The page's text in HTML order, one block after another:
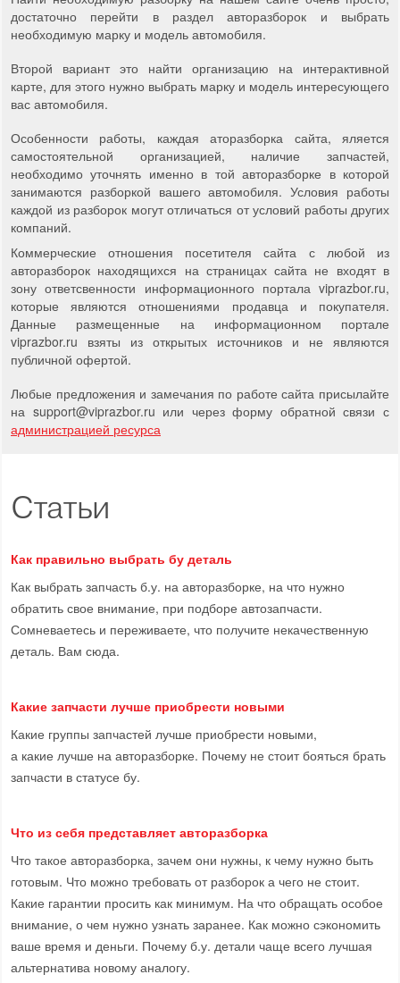
достаточно перейти в раздел авторазборок и выбрать
необходимую марку и модель автомобиля.
Второй вариант это найти организацию на интерактивной
карте, для этого нужно выбрать марку и модель интересующего
вас автомобиля.
Особенности работы, каждая аторазборка сайта, яляется
самостоятельной организацией, наличие запчастей,
необходимо уточнять именно в той авторазборке в которой
занимаются разборкой вашего автомобиля. Условия работы
каждой из разборок могут отличаться от условий работы других
компаний.
Коммерческие отношения посетителя сайта с любой из
авторазборок находящихся на страницах сайта не входят в
зону ответсвенности информационного портала viprazbor.ru,
которые являются отношениями продавца и покупателя.
Данные размещенные на информационном портале
viprazbor.ru взяты из открытых источников и не являются
публичной офертой.
Любые предложения и замечания по работе сайта присылайте
на support@viprazbor.ru или через форму обратной связи с
администрацией ресурса
Статьи
Как правильно выбрать бу деталь
Как выбрать запчасть б.у. на авторазборке, на что нужно
обратить свое внимание, при подборе автозапчасти.
Сомневаетесь и переживаете, что получите некачественную
деталь. Вам сюда.
Какие запчасти лучше приобрести новыми
Какие группы запчастей лучше приобрести новыми,
а какие лучше на авторазборке. Почему не стоит бояться брать
запчасти в статусе бу.
Что из себя представляет авторазборка
Что такое авторазборка, зачем они нужны, к чему нужно быть
готовым. Что можно требовать от разборок а чего не стоит.
Какие гарантии просить как минимум. На что обращать особое
внимание, о чем нужно узнать заранее. Как можно сэкономить
ваше время и деньги. Почему б.у. детали чаще всего лучшая
альтернатива новому аналогу.